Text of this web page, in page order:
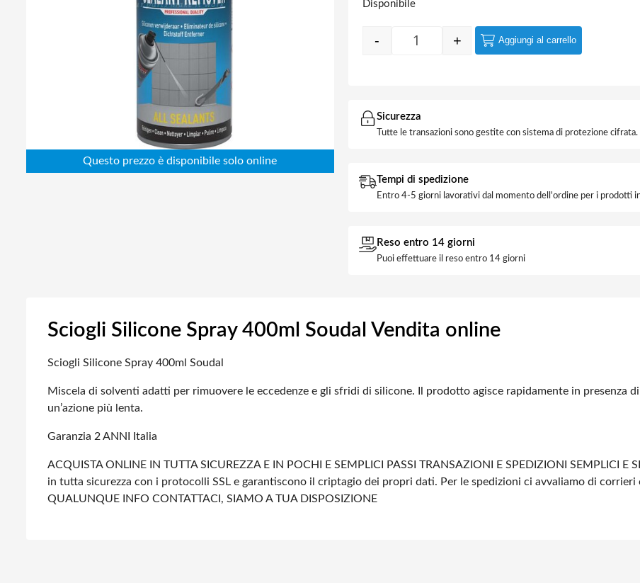
Abbigliamento da lavoro
Elettronica
Edilizia
Disponibile
Quantity
- + Aggiungi al carrello
Sicurezza
Tutte le transazioni sono gestite con sistema di protezione cifrata.
Tempi di spedizione
Entro 4-5 giorni lavorativi dal momento dell'ordine per i prodotti
Reso entro 14 giorni
Puoi effettuare il reso entro 14 giorni
Sciogli Silicone Spray 400ml Soudal Vendita online
Sciogli Silicone Spray 400ml Soudal
Miscela di solventi adatti per rimuovere le eccedenze e gli sfridi di silicone. Il prodotto agisce rapidamente in presenza
un’azione più lenta.
Garanzia 2 ANNI Italia
ACQUISTA ONLINE IN TUTTA SICUREZZA E IN POCHI E SEMPLICI PASSI TRANSAZIONI E SPEDIZIONI SEMPLICI E
in tutta sicurezza con i protocolli SSL e garantiscono il criptagio dei propri dati. Per le spedizioni ci avvaliamo di
QUALUNQUE INFO CONTATTACI, SIAMO A TUA DISPOSIZIONE